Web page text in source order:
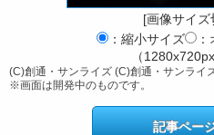
[画像サイズ
：縮小サイズ
（
(C)創通・サンライズ (C)創通・サンライ
※画面は開発中のものです。
記事ペー